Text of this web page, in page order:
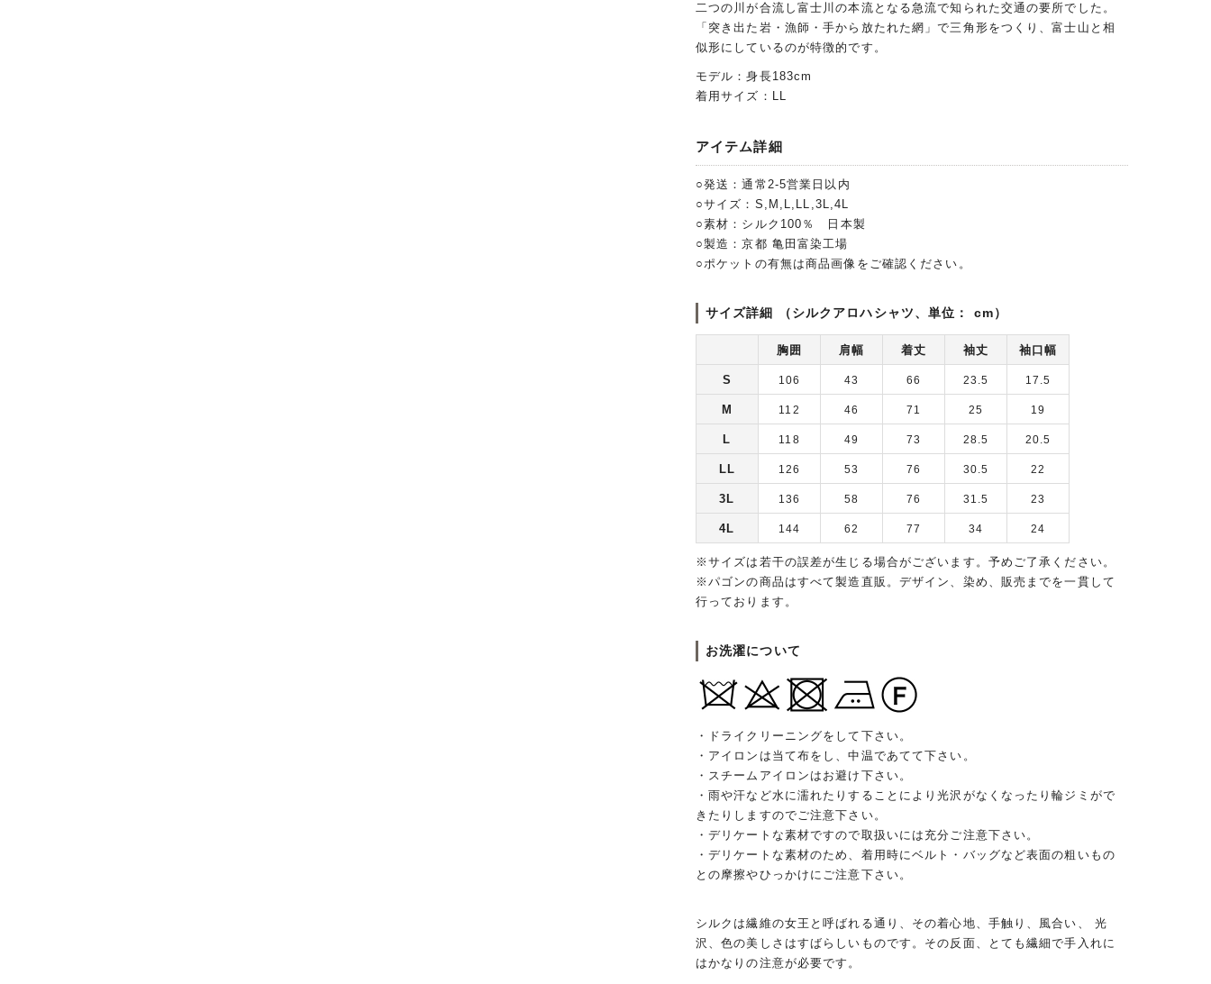
二つの川が合流し富士川の本流となる急流で知られた交通の要所でした。
「突き出た岩・漁師・手から放たれた網」で三角形をつくり、富士山と相
似形にしているのが特徴的です。
モデル：身長183cm
着用サイズ：LL
アイテム詳細
○発送：通常2-5営業日以内
○サイズ：S,M,L,LL,3L,4L
○素材：シルク100％ 日本製
○製造：京都 亀田富染工場
○ポケットの有無は商品画像をご確認ください。
サイズ詳細 （シルクアロハシャツ、単位： cm）
胸囲 肩幅 着丈 袖丈 袖口幅
S 106 43 66 23.5 17.5
M 112 46 71 25 19
L 118 49 73 28.5 20.5
LL 126 53 76 30.5 22
3L 136 58 76 31.5 23
4L 144 62 77 34 24
※サイズは若干の誤差が生じる場合がございます。予めご了承ください。
※パゴンの商品はすべて製造直販。デザイン、染め、販売までを一貫して
行っております。
お洗濯について
・ドライクリーニングをして下さい。
・アイロンは当て布をし、中温であてて下さい。
・スチームアイロンはお避け下さい。
・雨や汗など水に濡れたりすることにより光沢がなくなったり輪ジミがで
きたりしますのでご注意下さい。
・デリケートな素材ですので取扱いには充分ご注意下さい。
・デリケートな素材のため、着用時にベルト・バッグなど表面の粗いもの
との摩擦やひっかけにご注意下さい。
シルクは繊維の女王と呼ばれる通り、その着心地、手触り、風合い、 光
沢、色の美しさはすばらしいものです。その反面、とても繊細で手入れに
はかなりの注意が必要です。